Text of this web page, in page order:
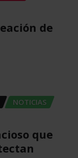
de
NOTICIAS
que